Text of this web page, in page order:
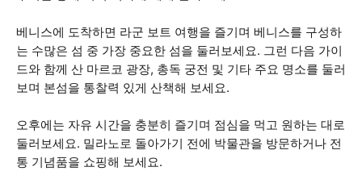
베니스에 도착하면 라군 보트 여행을 즐기며 베니스를 구성하
는 수많은 섬 중 가장 중요한 섬을 둘러보세요. 그런 다음 가이
드와 함께 산 마르코 광장, 총독 궁전 및 기타 주요 명소를 둘러
보며 본섬을 통찰력 있게 산책해 보세요.
오후에는 자유 시간을 충분히 즐기며 점심을 먹고 원하는 대로
둘러보세요. 밀라노로 돌아가기 전에 박물관을 방문하거나 전
통 기념품을 쇼핑해 보세요.